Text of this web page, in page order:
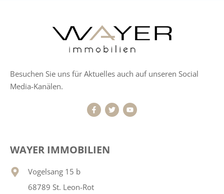
Besuchen Sie uns für Aktuelles auch auf unseren Social
Media-Kanälen.
WAYER IMMOBILIEN
Vogelsang 15 b
68789 St. Leon-Rot